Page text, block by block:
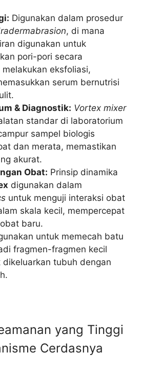
Digunakan dalam prosedur
, di mana
digunakan untuk
pori-pori secara
eksfoliasi,
serum bernutrisi
& Diagnostik: Vortex mixer
standar di laboratorium
sampel biologis
dan merata, memastikan
akurat.
Obat: Prinsip dinamika
digunakan dalam
untuk menguji interaksi obat
skala kecil, mempercepat
baru.
untuk memecah batu
fragmen-fragmen kecil
dikeluarkan tubuh dengan
yang Tinggi
Cerdasnya